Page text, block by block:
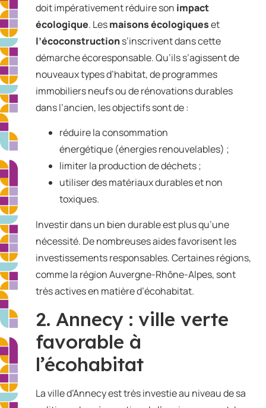
doit impérativement réduire son impact
écologique. Lesmaisons écologiqueset
l’écoconstructions’inscrivent dans cette
démarche écoresponsable. Qu’ils s’agissent de
nouveaux types d’habitat, de programmes
immobiliers neufs ou de rénovations durables
dans l’ancien, les objectifs sont de :
réduire la consommation
énergétique (énergies renouvelables) ;
limiter la production de déchets ;
utiliser des matériaux durables et non
toxiques.
Investir dans un bien durable est plus qu’une
nécessité. De nombreuses aides favorisent les
investissements responsables. Certaines régions,
comme la région Auvergne-Rhône-Alpes, sont
très actives en matière d’écohabitat.
2. Annecy : ville verte
favorable à
l’écohabitat
La ville d’Annecy est très investie au niveau de sa